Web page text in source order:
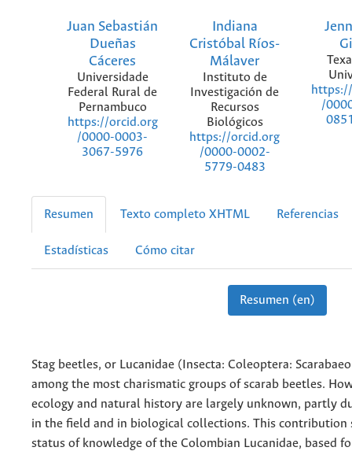
Juan Sebastián
Dueñas
Cáceres
Universidade
Federal Rural de
Pernambuco
https://orcid.org
/0000-0003-
3067-5976
Indiana
Cristóbal Ríos-
Málaver
Instituto de
Investigación de
Recursos
Biológicos
https://orcid.org
/0000-0002-
5779-0483
/
Resumen Texto completo XHTML Referencias
Estadísticas Cómo citar
Resumen (en)
Stag beetles, or Lucanidae (Insecta: Coleoptera:
among the most charismatic groups of scarab beetles.
ecology and natural history are largely unknown, partly
in the field and in biological collections. This contribution
status of knowledge of the Colombian Lucanidae, based